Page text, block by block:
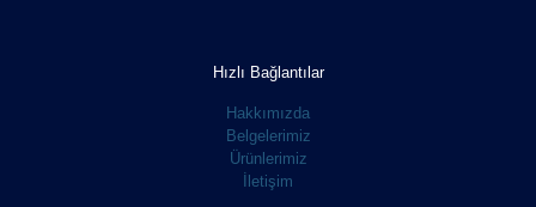
Hızlı Bağlantılar
Hakkımızda
Belgelerimiz
Ürünlerimiz
İletişim